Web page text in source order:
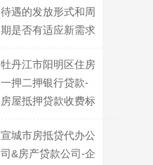
待遇的发放形式和周
期是否有适应新需求
牡丹江市阳明区住房
一押二押银行贷款-
房屋抵押贷款收费标
买房
宣城市房抵贷代办公
司&房产贷款公司-企